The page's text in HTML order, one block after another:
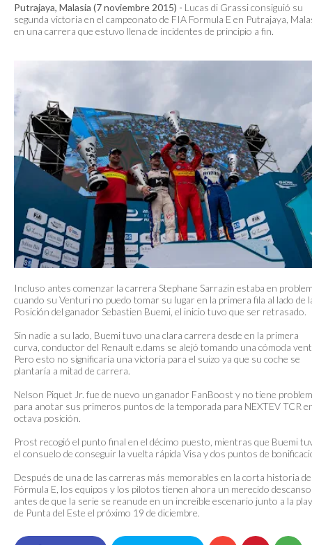
Putrajaya, Malasia (7 noviembre 2015) - Lucas di Grassi consiguió su
segunda victoria en el campeonato de FIA Formula E en Putrajaya,
en una carrera que estuvo llena de incidentes de principio a fin.
Incluso antes comenzar la carrera Stephane Sarrazin estaba en
cuando su Venturi no puedo tomar su lugar en la primera fila al lado de
Posición del ganador Sebastien Buemi, el inicio tuvo que ser retrasado.
Sin nadie a su lado, Buemi tuvo una clara carrera desde en la primera
curva, conductor del Renault e.dams se alejó tomando una cómoda
Pero esto no significaría una victoria para el suizo ya que su coche se
plantaría a mitad de carrera.
Nelson Piquet Jr. fue de nuevo un ganador FanBoost y no tiene
para anotar sus primeros puntos de la temporada para NEXTEV TCR
octava posición.
Prost recogió el punto final en el décimo puesto, mientras que Buemi
el consuelo de conseguir la vuelta rápida Visa y dos puntos de
Después de una de las carreras más memorables en la corta historia
Fórmula E, los equipos y los pilotos tienen ahora un merecido descanso
antes de que la serie se reanude en un increíble escenario junto a la
de Punta del Este el próximo 19 de diciembre.